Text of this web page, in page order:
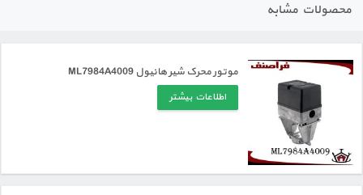
محصولات مشابه
موتور محرک شیر هانیول ML7984A4009
اطلاعات بیشتر